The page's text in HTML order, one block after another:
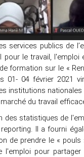
publics de
le travail, l'emploi
formation sur le «
04 février 2021
institutions
du travail
statistiques de
Il a fourni
de prendre le «
pour